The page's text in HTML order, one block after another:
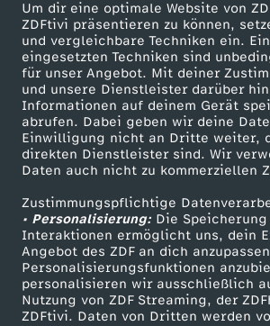
Um dir eine optimale Website von
ZDFtivi präsentieren zu können,
und vergleichbare Techniken ein.
eingesetzten Techniken sind
für unser Angebot. Mit deiner
und unsere Dienstleister darüber
Informationen auf deinem Gerät
abrufen. Dabei geben wir deine
Einwilligung nicht an Dritte weiter,
direkten Dienstleister sind. Wir
Daten auch nicht zu kommerziellen
Zustimmungspflichtige
• Personalisierung:Die Speicherung
Interaktionen ermöglicht uns, dein
Angebot des ZDF an dich
Personalisierungsfunktionen
personalisieren wir ausschließlich
Nutzung von ZDF Streaming, der
ZDFtivi. Daten von Dritten werden
l
d
u
n
g
s
r
Mehr ZDF
ZDF-Apps
Smart TV
ZDFtext
Livestreams
Sendungen A-Z
TV-Programm
Service
Kontakt
Tickets
Hilfe